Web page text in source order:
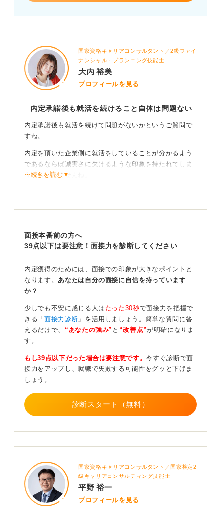
国家資格キャリアコンサルタント／2級ファイ
ナンシャル・プランニング技能士
大内 裕美
プロフィールを見る
内定承諾後も就活を続けること自体は問題ない
内定承諾後も就活を続けて問題がないかというご質問で
すね。
内定を頂いた企業側に就活をしていることが分かるよう
であるならば誠実さに欠けるような印象を持たれてしま
うかもしれませんね。
ん。最も大切な事として「今後のキャリアにとって後悔
のない選択であるかどうか」というところを考えてみま
第一志望ではないと書かれていますが安心をするために
も内定承諾書を提出したのですね。
出後の就活も違法になることはありません。内定を頂い
ている企業に失礼にならないように、内定先には就活を
継続する事を伝えないこと、自分の中での希望の職種で
ある第一志望への選考を大事にしてみましょう。
もし辞退する可能性が高まった場合は出来る限り早い段
階で内定先に連絡をしましょう。
ていると思いますので、一度就職した事をイメージしな
がら、生活面、仕事面（入社後にしか分からない事もあ
いるスキルや経験値、そしてワークライフバランス。
長い人生、結婚、育児、独身という選択もありますが、
ル（持ち運びの出来るスキル）はどの程度になっている
でしょう。
そのようなことを一度イメージをする事でより良い就
⋯続きを読む▼
面接本番前の方へ
39点以下は要注意！面接力を診断してください
内定獲得のためには、面接での印象が大きなポイントと
なります。 あなたは自分の面接に自信を持っています
か？
少しでも不安に感じる人は たった30秒で面接力を把握で
きる「 面接力診断 」を活用しましょう。簡単な質問に答
えるだけで、 “あなたの強み” と “改善点”が明確になりま
す。
もし39点以下だった場合は要注意です。今すぐ診断で面
接力をアップし、就職で失敗する可能性をグッと下げま
しょう。
診断スタート（無料）
国家資格キャリアコンサルタント／国家検定2
級キャリアコンサルティング技能士
平野 裕一
プロフィールを見る